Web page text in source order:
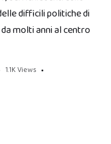
difficili politiche di
molti anni al centro
1.1K Views